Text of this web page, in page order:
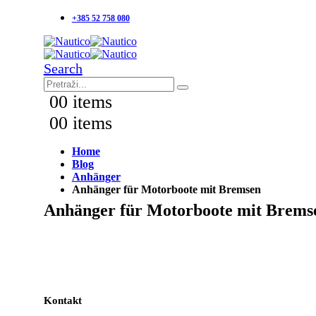
+385 52 758 080
Search
00 items
00 items
Home
Blog
Anhänger
Anhänger für Motorboote mit Bremsen
Anhänger für Motorboote mit
Kontakt